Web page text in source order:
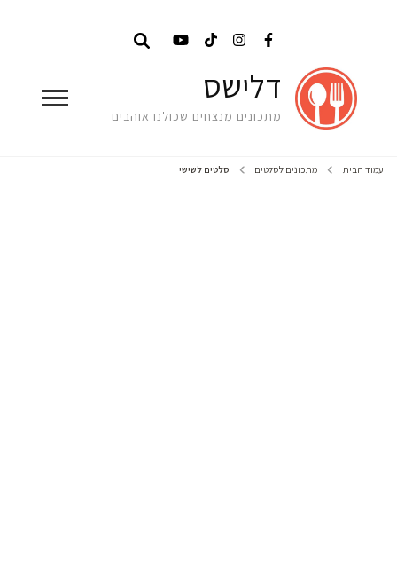
דלישס
מתכונים מנצחים שכולנו אוהבים
עמוד הבית מתכונים לסלטים סלטים לשישי